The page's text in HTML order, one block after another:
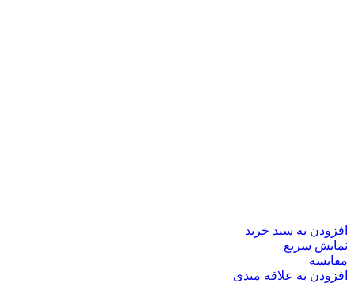
افزودن به سبد خرید
نمایش سریع
مقايسه
افزودن به علاقه مندی